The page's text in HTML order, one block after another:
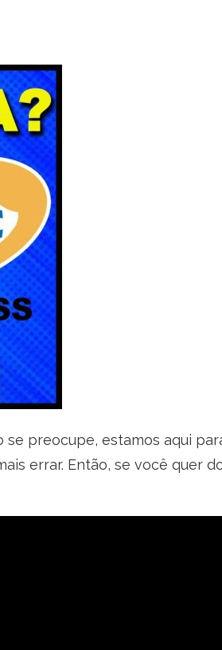
preocupe, estamos aqui
errar. Então, se você quer